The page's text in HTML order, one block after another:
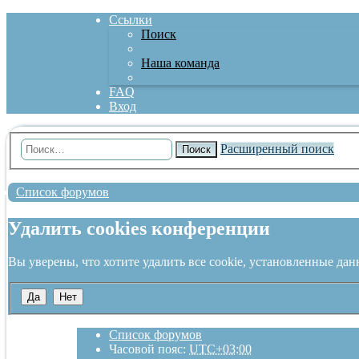
Ссылки
Поиск
Наша команда
FAQ
Вход
Поиск Расширенный поиск
Список форумов
Удалить cookies конференции
Вы уверены, что хотите удалить все cookie, установленные
Список форумов
Часовой пояс: UTC+03:00